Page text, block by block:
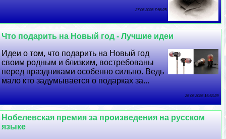
27 06 2026 7:56:25
Что подарить на Новый год - Лучшие идеи
Идеи о том, что подарить на Новый год
своим родным и близким, востребованы
перед праздниками особенно сильно. Ведь
мало кто задумывается о подарках за...
26 06 2026 15:53:29
Нобелевская премия за произведения на русском
языке